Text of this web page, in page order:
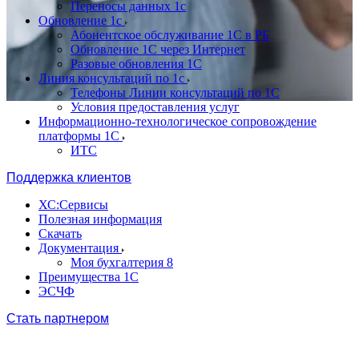
Переносы данных 1с
Обновление 1с
Абонентское обслуживание 1С в РБ
Обновление 1С через Интернет
Разовые обновления 1С
Линия консультаций по 1с
Телефоны Линии консультаций по 1С
Условия предоставления услуг
Информационно-технологическое сопровождение
платформы 1С
ИТС
Поддержка клиентов
ХС:Сервисы
Полезная информация
Скачать
Документация
Моя бухгалтерия 8
Преимущества 1С
ЭСЧФ
Стать партнером